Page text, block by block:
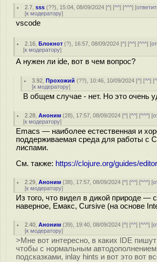
2.7 ,sss (??), 15:04, 08/09/2024 [^] [^^] [^^^] [
[к модератору]
vscode
2.16 ,Блокнот (?), 16:57, 08/09/2024 [^] [^^] [^^^] [
[к модератору]
А нужен ли ide, вот в чем вопрос?
3.92 ,Прохожий (??), 10:46, 10/09/2024 [^] [^^] [
[к модератору]
В общем случае - нет. Но это очень
2.28 ,Аноним (28), 17:57, 08/09/2024 [^] [^^] [^^^] [
[к модератору]
Emacs — наиболее естественная и
поддерживаемая среда для работы с
лиспами.
См. также: https://clojure.org/guides/
2.29 ,Аноним (38), 17:57, 08/09/2024 [^] [^^] [^^^] [
[к модератору]
Из того, что видел в дикой природе —
наверное, Емакс, Cursive (на основе
2.40 ,Аноним (39), 19:40, 08/09/2024 [^] [^^] [^^^] [
[к модератору]
>Мне вот интересно, в каких IDE
чтобы с нормальным
подсказками, inlay hints и вот это вот